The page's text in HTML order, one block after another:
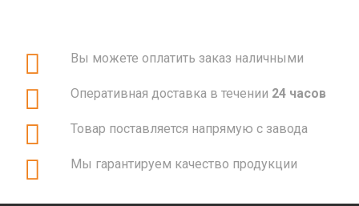
Вы можете оплатить заказ наличными
Оперативная доставка в течении 24 часов
Товар поставляется напрямую с завода
Мы гарантируем качество продукции